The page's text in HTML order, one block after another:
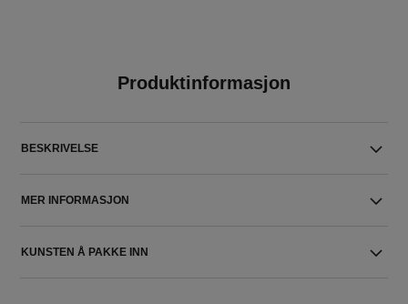
Produktinformasjon
BESKRIVELSE
MER INFORMASJON
KUNSTEN Å PAKKE INN